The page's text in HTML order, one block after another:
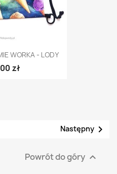
WORKA - LODY
zł
Następny 
Powrót do góry 